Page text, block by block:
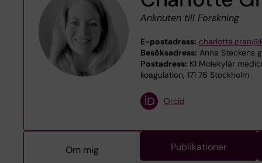
Anknuten till Forskning
E-postadress:
Besöksadress: Anna Steckens
Postadress: K1 Molekylär
koagulation, 171 76 Stockholm
Orcid
Om mig Publikationer